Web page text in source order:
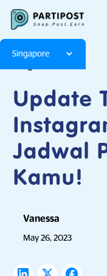
Singapore
Update
Jadwal
Kamu!
Vanessa
May 26, 2023